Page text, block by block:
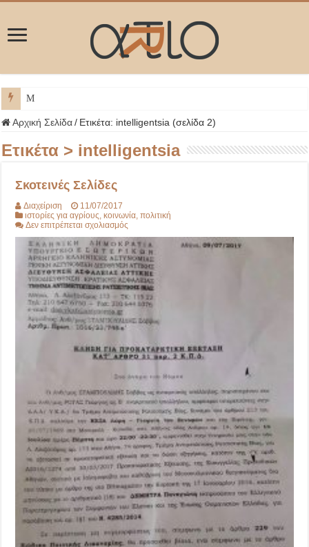
ΜΥΚΟΝΟΣ
Αρχική Σελίδα / Ετικέτα: intelligentsia (σελίδα 2)
Ετικέτα > intelligentsia
Σκοτεινές Σελίδες
Διαχείριση
11/07/2017
ιστορίες για αγρίους ,κοινωνία ,πολιτική
Δεν επιτρέπεται σχολιασμός
Σελίδες